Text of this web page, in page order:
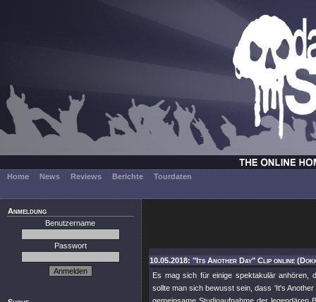
Home News Reviews Berichte Tourdaten
Anmeldung
Benutzername
Passwort
10.05.2018: "Its Another Day" Clip online
Es mag sich für einige spektakulär anhören,
sollte man sich bewusst sein, dass 'It's